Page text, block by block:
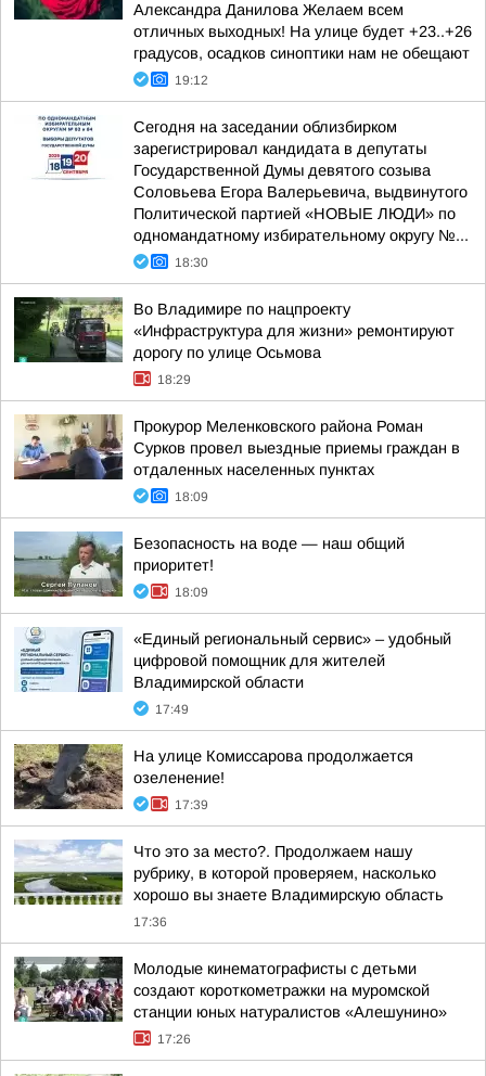
Александра Данилова Желаем всем
отличных выходных! На улице будет +23..+26
градусов, осадков синоптики нам не обещают
19:12
Сегодня на заседании облизбирком
зарегистрировал кандидата в депутаты
Государственной Думы девятого созыва
Соловьева Егора Валерьевича, выдвинутого
Политической партией «НОВЫЕ ЛЮДИ» по
одномандатному избирательному округу №...
18:30
Во Владимире по нацпроекту
«Инфраструктура для жизни» ремонтируют
дорогу по улице Осьмова
18:29
Прокурор Меленковского района Роман
Сурков провел выездные приемы граждан в
отдаленных населенных пунктах
18:09
Безопасность на воде — наш общий
приоритет!
18:09
«Единый региональный сервис» – удобный
цифровой помощник для жителей
Владимирской области
17:49
На улице Комиссарова продолжается
озеленение!
17:39
Что это за место?. Продолжаем нашу
рубрику, в которой проверяем, насколько
хорошо вы знаете Владимирскую область
17:36
Молодые кинематографисты с детьми
создают короткометражки на муромской
станции юных натуралистов «Алешунино»
17:26